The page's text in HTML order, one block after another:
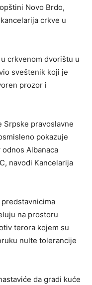
Novo Brdo,
crkve u
crkvenom dvorištu u
sveštenik koji je
prozor i
Srpske pravoslavne
pokazuje
Albanaca
navodi Kancelarija
na prostoru
terora kojem su
nulte tolerancije
da gradi kuće